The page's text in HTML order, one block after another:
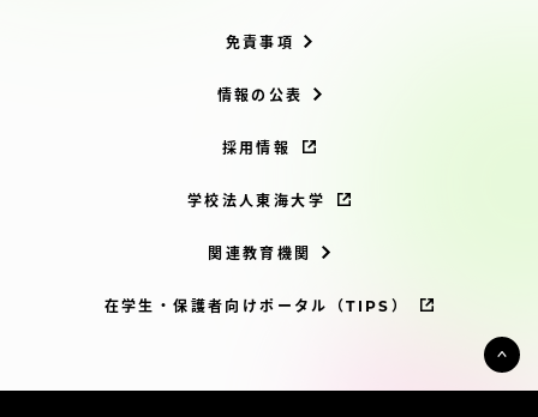
免責事項
情報の公表
採用情報
学校法人東海大学
関連教育機関
在学生・保護者向けポータル（TIPS）